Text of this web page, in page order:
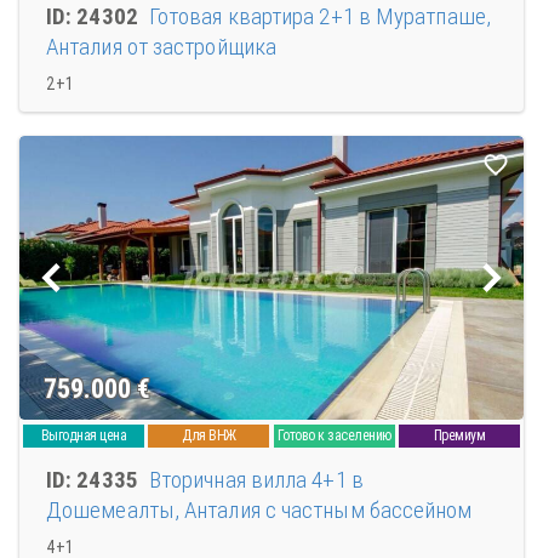
ID: 24302 Готовая квартира 2+1 в Муратпаше,
Анталия от застройщика
2+1
759.000€
Выгодная цена Для ВНЖ Готово к заселению Премиум
ID: 24335 Вторичная вилла 4+1 в
Дошемеалты, Анталия с частным бассейном
4+1